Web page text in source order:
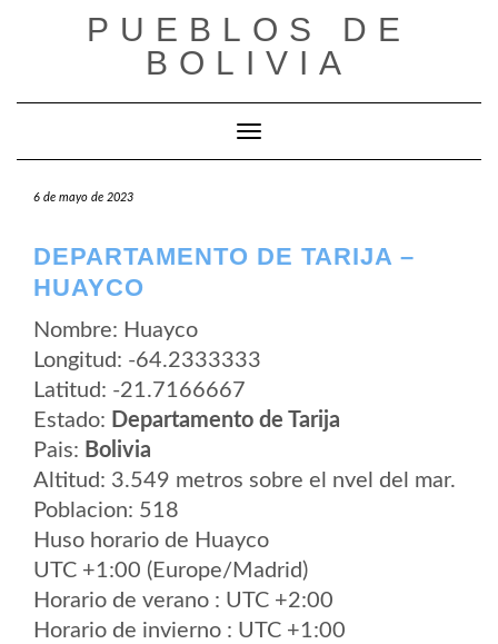
PUEBLOS DE
BOLIVIA
Cambiar modo de navegación
6 de mayo de 2023
DEPARTAMENTO DE TARIJA –
HUAYCO
Nombre: Huayco
Longitud: -64.2333333
Latitud: -21.7166667
Estado: Departamento de Tarija
Pais: Bolivia
Altitud: 3.549 metros sobre el nvel del mar.
Poblacion: 518
Huso horario de Huayco
UTC +1:00 (Europe/Madrid)
Horario de verano : UTC +2:00
Horario de invierno : UTC +1:00